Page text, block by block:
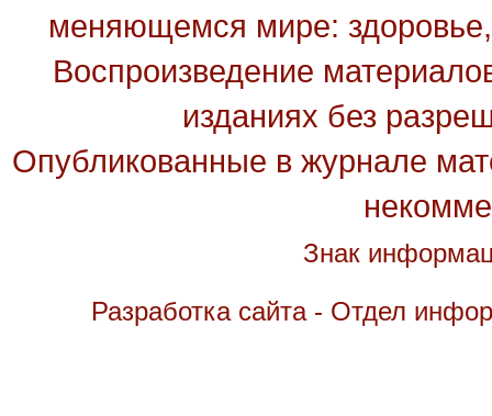
меняющемся мире: здоровье,
Воспроизведение
изданиях без
Опубликованные в журнале
Знак
Разработка сайта - Отдел